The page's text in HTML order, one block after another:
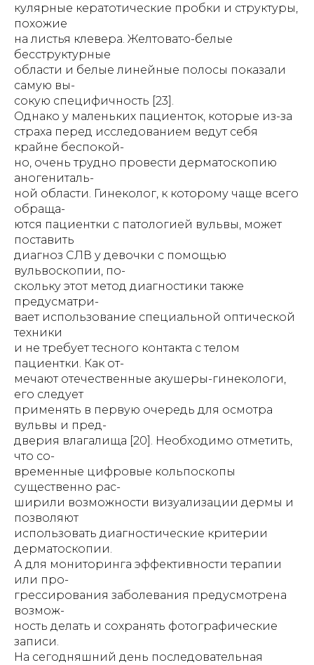
кулярные кератотические пробки и структуры,
похожие
на листья клевера. Желтовато-белые
бесструктурные
области и белые линейные полосы показали
самую вы-
сокую специфичность [23].
Однако у маленьких пациенток, которые из-за
страха перед исследованием ведут себя
крайне беспокой-
но, очень трудно провести дерматоскопию
аногениталь-
ной области. Гинеколог, к которому чаще всего
обраща-
ются пациентки с патологией вульвы, может
поставить
диагноз СЛВ у девочки с помощью
вульвоскопии, по-
скольку этот метод диагностики также
предусматри-
вает использование специальной оптической
техники
и не требует тесного контакта с телом
пациентки. Как от-
мечают отечественные акушеры-гинекологи,
его следует
применять в первую очередь для осмотра
вульвы и пред-
дверия влагалища [20]. Необходимо отметить,
что со-
временные цифровые кольпоскопы
существенно рас-
ширили возможности визуализации дермы и
позволяют
использовать диагностические критерии
дерматоскопии.
А для мониторинга эффективности терапии
или про-
грессирования заболевания предусмотрена
возмож-
ность делать и сохранять фотографические
записи.
На сегодняшний день последовательная